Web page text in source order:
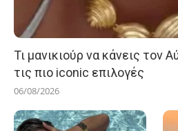
Τι μανικιούρ να κάνεις τον
τις πιο iconic επιλογές
06/08/2026